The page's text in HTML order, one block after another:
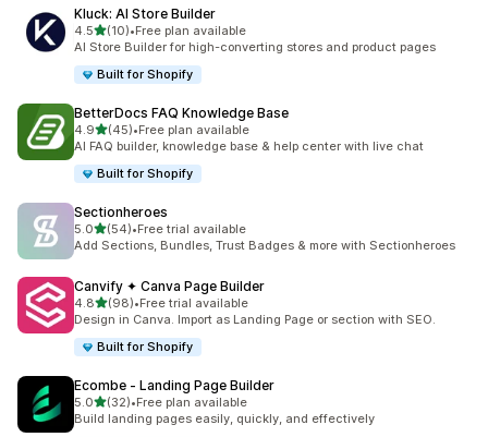
Kluck: AI Store Builder
4.5별 5개 중
(10)
총 리뷰 10개
•Free plan available
AI Store Builder for high-converting stores and product pages
Built for Shopify
BetterDocs FAQ Knowledge Base
4.9별 5개 중
(45)
총 리뷰 45개
•Free plan available
AI FAQ builder, knowledge base & help center with live chat
Built for Shopify
Sectionheroes
5.0별 5개 중
(54)
총 리뷰 54개
•Free trial available
Add Sections, Bundles, Trust Badges & more with Sectionheroes
Canvify ✦ Canva Page Builder
4.8별 5개 중
(98)
총 리뷰 98개
•Free trial available
Design in Canva. Import as Landing Page or section with SEO.
Built for Shopify
Ecombe ‑ Landing Page Builder
5.0별 5개 중
(32)
총 리뷰 32개
•Free plan available
Build landing pages easily, quickly, and effectively